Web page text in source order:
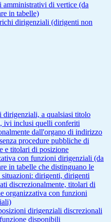
amministrativi di vertice (da
in tabelle)
dirigenziali (dirigenti non
dirigenziali, a qualsiasi titolo
ivi inclusi quelli conferiti
dall'organo di indirizzo
procedure pubbliche di
e titolari di posizione
con funzioni dirigenziali (da
in tabelle che distinguano le
situazioni: dirigenti, dirigenti
discrezionalmente, titolari di
organizzativa con funzioni
dirigenziali discrezionali
disponibili